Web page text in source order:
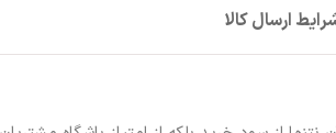
ارسال کالا